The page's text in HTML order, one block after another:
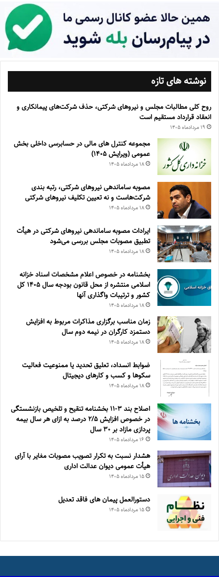
نوشته های تازه
روح کلی مطالبات مجلس و نیروهای شرکتی، حذف شرکت‌های پیمانکاری و
انعقاد قرارداد مستقیم است
۱۹ مرداد‌ماه ۱۴۰۵
مجموعه کنترل های مالی در حسابرسی داخلی بخش
عمومی (ویرایش ۱۴۰۵)
۱۸ مرداد‌ماه ۱۴۰۵
مصوبه ساماندهی نیرو‌های شرکتی، رتبه بندی
شرکت‌هاست و نه تعیین تکلیف نیروهای شرکتی
۱۸ مرداد‌ماه ۱۴۰۵
ایرادات مصوبه ساماندهی نیروهای شرکتی در هیأت
تطبیق مصوبات مجلس بررسی می‌شود
۱۸ مرداد‌ماه ۱۴۰۵
بخشنامه در خصوص اعلام مشخصات اسناد خزانه
اسلامی منتشره از محل قانون بودجه سال ۱۴۰۵ کل
کشور و ترتیبات واگذاری آنها
۱۸ مرداد‌ماه ۱۴۰۵
زمان مناسب برگزاری مذاکرات مربوط به افزایش
دستمزد کارگران در نیمه دوم سال
۱۸ مرداد‌ماه ۱۴۰۵
ضوابط انسداد، تعليق تحديد يا ممنوعيت فعاليت
سكوها و كسب و كارهای ديجيتال
۱۸ مرداد‌ماه ۱۴۰۵
اصلاح بند ۳‏-۱۱ بخشنامه تنقیح و تلخیص بازنشستگی
در خصوص افزایش ۵‏‏‏‏‏‏‏‏‏/۲ درصد به ازای هر سال بیمه
پردازی مازاد بر ۳۰‏ سال
۱۶ مرداد‌ماه ۱۴۰۵
هشدار نسبت به تکرار تصویب مصوبات مغایر با آرای
هیأت عمومی دیوان عدالت اداری
۱۵ مرداد‌ماه ۱۴۰۵
دستورالعمل پیمان های فاقد تعدیل
۱۵ مرداد‌ماه ۱۴۰۵